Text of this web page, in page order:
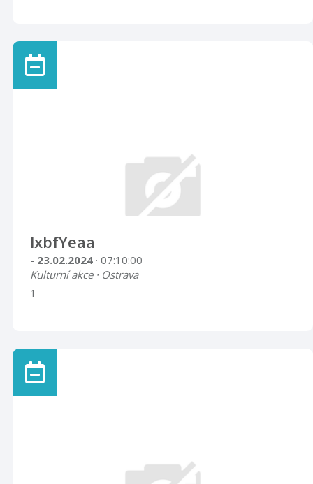
lxbfYeaa
- 23.02.2024 · 07:10:00
Kulturní akce · Ostrava
1